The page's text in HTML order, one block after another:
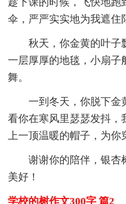
伞，严严实实地为我遮住
秋天，你金黄的叶子
一层厚厚的地毯，小扇子
舞。
一到冬天，你脱下金
看你在寒风里瑟瑟发抖，
上一顶温暖的帽子，为你
谢谢你的陪伴，银杏
美好！
学校的树作文300字 篇2